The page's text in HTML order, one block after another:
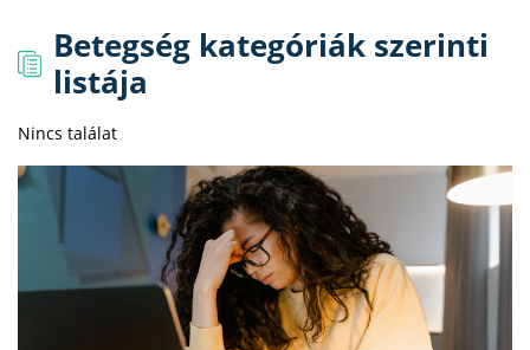
Betegség kategóriák szerinti
listája
Nincs találat